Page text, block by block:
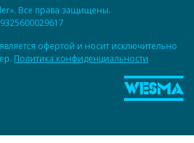
Все права защищены.
офертой и носит исключительно
Политика конфиденциальности